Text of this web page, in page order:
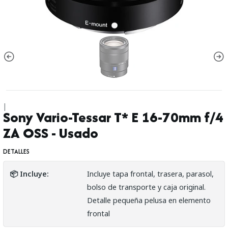
|
Sony Vario-Tessar T* E 16-70mm f/4
ZA OSS - Usado
DETALLES
📦 Incluye:
Incluye tapa frontal, trasera, parasol,
bolso de transporte y caja original.
Detalle pequeña pelusa en elemento
frontal